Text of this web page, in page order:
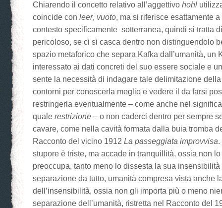
Chiarendo il concetto relativo all’aggettivo hohl
coincide con leer, vuoto, ma si riferisce esattamente
contesto specificamente sotterranea, quindi si tratta
pericoloso, se ci si casca dentro non distinguendolo
spazio metaforico che separa Kafka dall’umanità, un
interessato ai dati concreti del suo essere sociale e
sente la necessità di indagare tale delimitazione
contorni per conoscerla meglio e vedere il da farsi
restringerla eventualmente – come anche nel
quale restrizione – o non caderci dentro per sempre
cavare, come nella cavità formata dalla buia tromba
Racconto del vicino 1912 La passeggiata improvvisa.
stupore è triste, ma accade in tranquillità, ossia non
preoccupa, tanto meno lo dissesta la sua
separazione da tutto, umanità compresa vista anche
dell’insensibilità, ossia non gli importa più o meno
separazione dell’umanità, ristretta nel Racconto del